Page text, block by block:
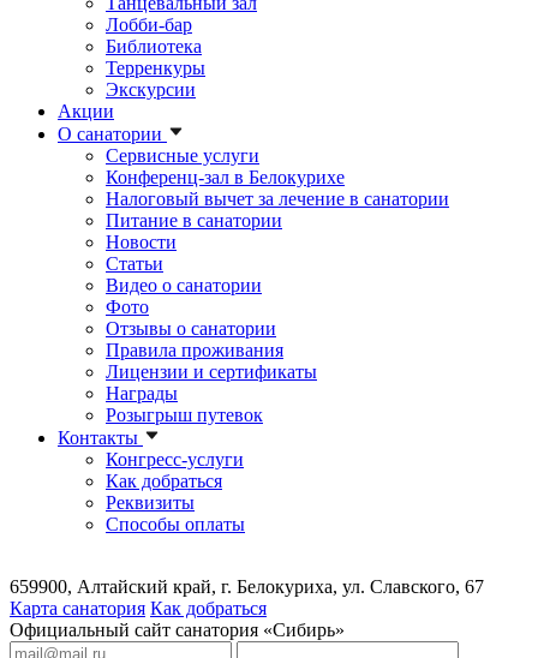
Лобби-бар
Библиотека
Терренкуры
Экскурсии
Акции
О санатории
Сервисные услуги
Конференц-зал в Белокурихе
Налоговый вычет за лечение в санатории
Питание в санатории
Новости
Статьи
Видео о санатории
Фото
Отзывы о санатории
Правила проживания
Лицензии и сертификаты
Награды
Розыгрыш путевок
Контакты
Конгресс-услуги
Как добраться
Реквизиты
Способы оплаты
659900, Алтайский край, г. Белокуриха, ул. Славского, 67
Карта санатория Как добраться
Официальный сайт санатория «Сибирь»